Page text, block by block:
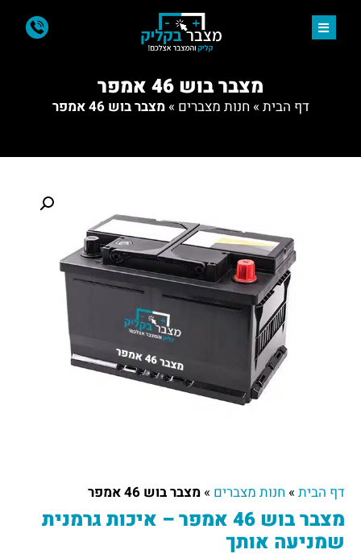
מצבר בוש 46 אמפר
דף הבית » חנות מצברים »מצבר בוש 46 אמפר
דף הבית » חנות מצברים » מצבר בוש 46 אמפר
מצבר בוש 46 אמפר – איכות גרמנית
שמניעה אותך